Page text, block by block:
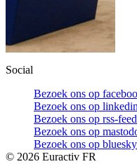
Social
Bezoek ons op
Bezoek ons op linkedin
Bezoek ons op rss-feed
Bezoek ons op
Bezoek ons op bluesky
© 2026 Euractiv FR